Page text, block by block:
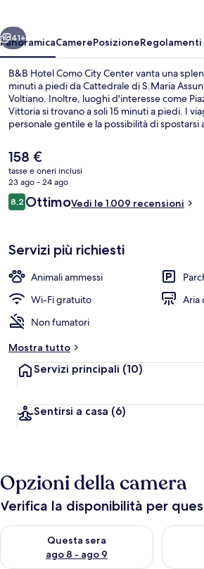
Avanti
41+
PanoramicaCamerePosizioneRegolamenti
B&B Hotel Como City Center vanta una
minuti a piedi da Cattedrale di S.Maria
Voltiano. Inoltre, luoghi d'interesse come
Vittoria si trovano a soli 15 minuti a piedi. I
personale gentile e la possibilità di spostarsi
a 15 min a piedi.
Il
prezzo
attuale
è
158 €
158 €
tasse e oneri inclusi
23 ago - 24 ago
Recensioni
8,28,2 su 10
OttimoVedi le 1.009 recensioni
Servizi più richiesti
Animali ammessi
Wi-Fi gratuito
Aria
Non fumatori
Mostra tutto
Servizi principali (10)
Sentirsi a casa (6)
Opzioni della camera
Verifica la disponibilità per
Questa sera
ago 8 - ago 9
Verifica la disponibilità per questa sera,
Verifica